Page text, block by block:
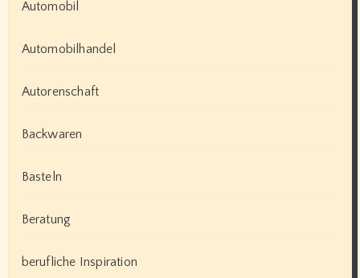
Automobil
Automobilhandel
Autorenschaft
Backwaren
Basteln
Beratung
berufliche Inspiration